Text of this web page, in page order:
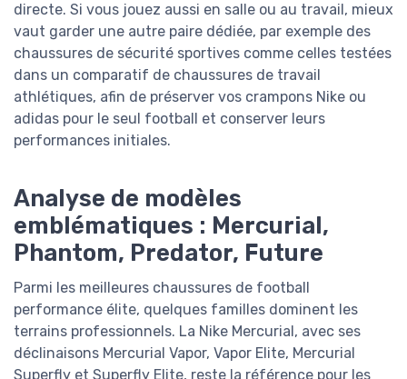
directe. Si vous jouez aussi en salle ou au travail, mieux
vaut garder une autre paire dédiée, par exemple des
chaussures de sécurité sportives comme celles testées
dans un comparatif de chaussures de travail
athlétiques, afin de préserver vos crampons Nike ou
adidas pour le seul football et conserver leurs
performances initiales.
Analyse de modèles
emblématiques : Mercurial,
Phantom, Predator, Future
Parmi les meilleures chaussures de football
performance élite, quelques familles dominent les
terrains professionnels. La Nike Mercurial, avec ses
déclinaisons Mercurial Vapor, Vapor Elite, Mercurial
Superfly et Superfly Elite, reste la référence pour les